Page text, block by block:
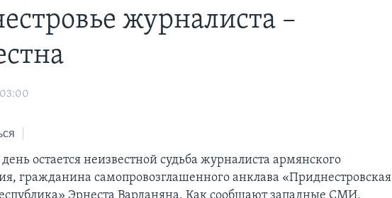
журналиста –
остается неизвестной судьба журналиста армянского
гражданина самопровозглашенного анклава «Приднестровская